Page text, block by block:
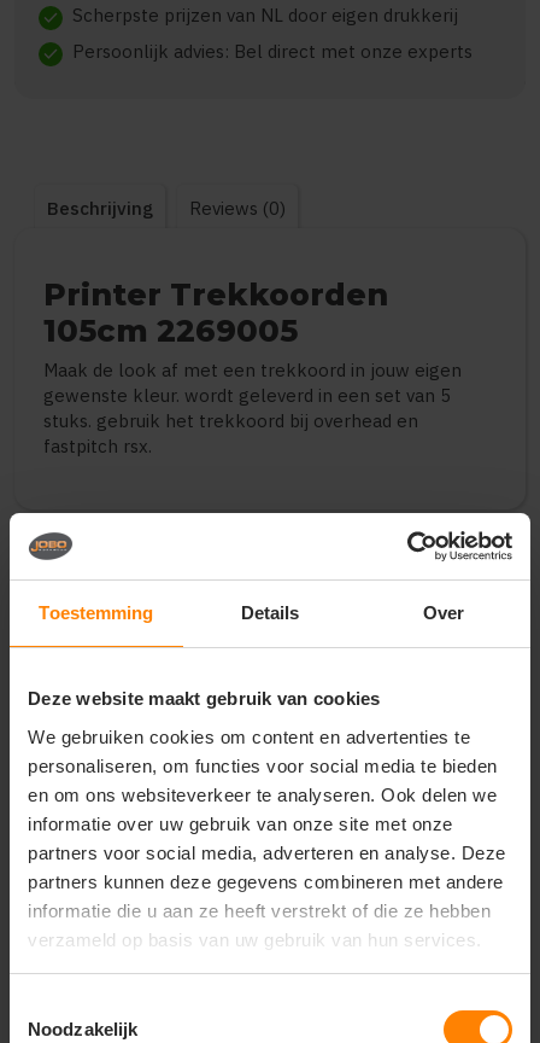
Toestemming Details Over
Deze website maakt gebruik van cookies
We gebruiken cookies om content en advertenties te
personaliseren, om functies voor social media te bieden
en om ons websiteverkeer te analyseren. Ook delen we
informatie over uw gebruik van onze site met onze
partners voor social media, adverteren en analyse. Deze
partners kunnen deze gegevens combineren met andere
informatie die u aan ze heeft verstrekt of die ze hebben
verzameld op basis van uw gebruik van hun services.
Noodzakelijk
check Scherpste prijzen van NL door eigen drukkerij
check Persoonlijk advies: Bel direct met onze experts
Beschrijving Reviews (0)
Printer Trekkoorden
105cm 2269005
Maak de look af met een trekkoord in jouw eigen
gewenste kleur. wordt geleverd in een set van 5
stuks. gebruik het trekkoord bij overhead en
fastpitch rsx.
Vragen? Neem contact
klantenservice
mail info@jobopromotions.nl
store
Bezoek onze showroom:
Provincialeweg 59 - Velddriel
Dit vind je misschien ook leuk
Items van productcarrousel